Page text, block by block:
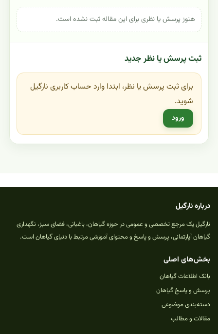
هنوز پرسش یا نظری برای این مقاله ثبت نشده است.
ثبت پرسش یا نظر جدید
برای ثبت پرسش یا نظر، ابتدا وارد حساب کاربری نارگیل
شوید.
ورود
درباره نارگیل
نارگیل یک مرجع تخصصی و عمومی در حوزه گیاهان، باغبانی، فضای سبز، نگهداری
گیاهان آپارتمانی، پرسش و پاسخ و محتوای آموزشی مرتبط با دنیای گیاهان است.
بخش‌های اصلی
بانک اطلاعات گیاهان
پرسش و پاسخ گیاهان
دسته‌بندی موضوعی
مقالات و مطالب